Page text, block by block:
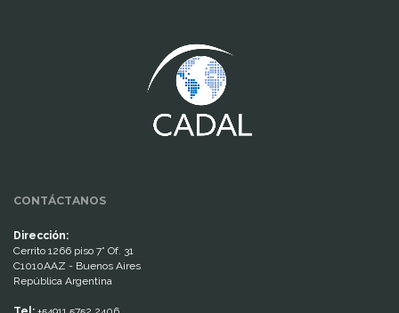
CONTÁCTANOS
Dirección:
Cerrito 1266 piso 7° Of. 31
C1010AAZ - Buenos Aires
República Argentina